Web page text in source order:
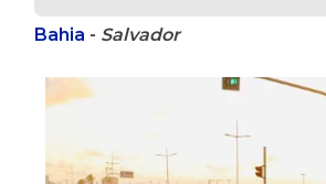
Bahia - Salvador